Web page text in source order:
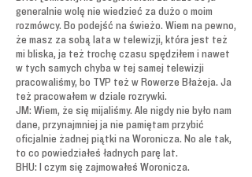
generalnie wolę nie wiedzieć za dużo o moim
rozmówcy. Bo podejść na świeżo. Wiem na pewno,
że masz za sobą lata w telewizji, która jest też
mi bliska, ja też trochę czasu spędziłem i nawet
w tych samych chyba w tej samej telewizji
pracowaliśmy, bo TVP też w Rowerze Błażeja. Ja
też pracowałem w dziale rozrywki.
JM: Wiem, że się mijaliśmy. Ale nigdy nie było nam
dane, przynajmniej ja nie pamiętam przybić
oficjalnie żadnej piątki na Woronicza. No ale tak,
to co powiedziałeś ładnych parę lat.
BHU: I czym się zajmowałeś Woronicza.